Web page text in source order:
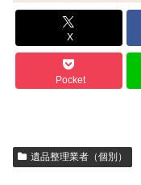
X
Pocket
遺品整理業者（個別）